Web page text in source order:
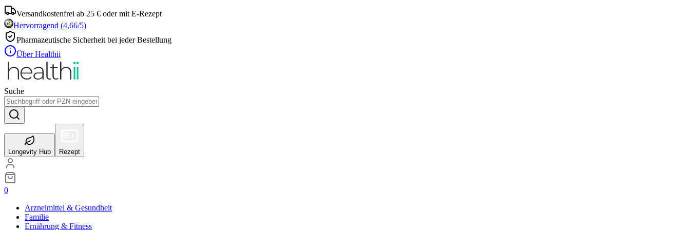
Versandkostenfrei ab 25 € oder mit E-Rezept
Hervorragend (4,66/5)
Pharmazeutische Sicherheit bei jeder Bestellung
Über Healthii
Suche
Longevity Hub Rezept
0
Arzneimittel & Gesundheit
Familie
Ernährung & Fitness